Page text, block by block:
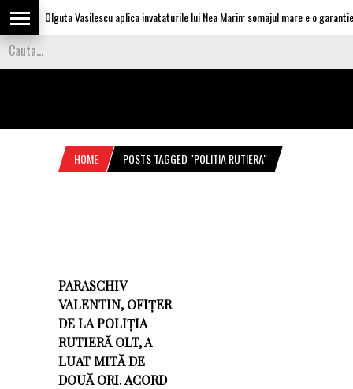
Olguta Vasilescu aplica invataturile lui Nea Marin: somajul mare e o
HOME POSTS TAGGED "POLITIA RUTIERA"
PARASCHIV
VALENTIN, OFIȚER
DE LA POLIȚIA
RUTIERĂ OLT, A
LUAT MITĂ DE
DOUĂ ORI. ACORD